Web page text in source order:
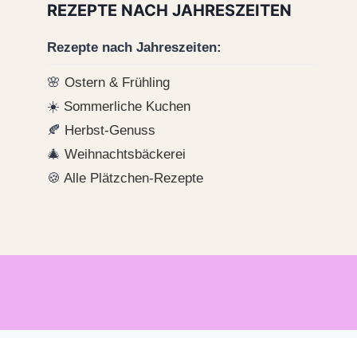
REZEPTE NACH JAHRESZEITEN
Rezepte nach Jahreszeiten:
🌸Ostern & Frühling
☀️ Sommerliche Kuchen
🍂 Herbst-Genuss
🎄Weihnachtsbäckerei
🍪Alle Plätzchen-Rezepte